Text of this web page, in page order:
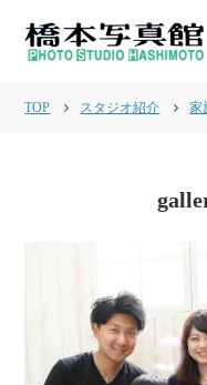
TOP スタジオ紹介 家